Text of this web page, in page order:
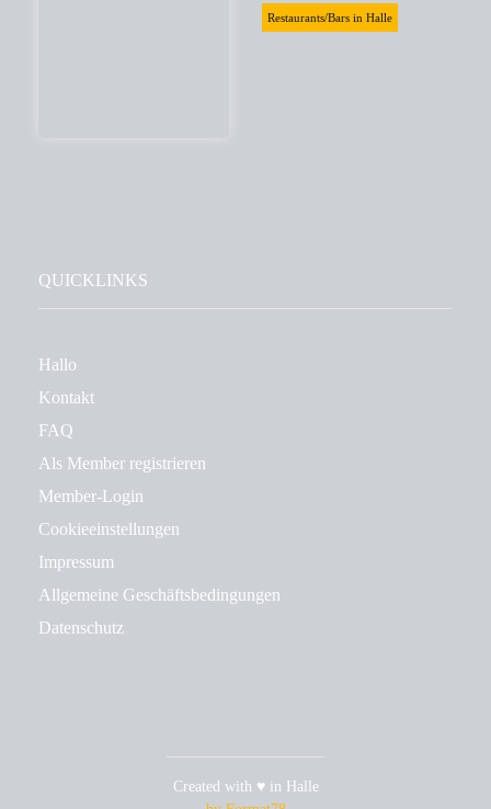
Restaurants/Bars in Halle
QUICKLINKS
Hallo
Kontakt
FAQ
Als Member registrieren
Member-Login
Cookieeinstellungen
Impressum
Allgemeine Geschäftsbedingungen
Datenschutz
Created with ♥ in Halle